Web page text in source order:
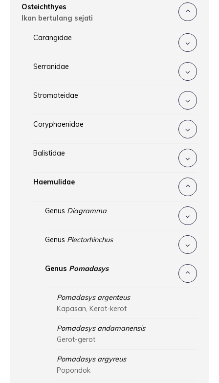
Osteichthyes
Ikan bertulang sejati
Carangidae
Serranidae
Stromateidae
Coryphaenidae
Balistidae
Haemulidae
Genus Diagramma
Genus Plectorhinchus
Genus Pomadasys
Pomadasys argenteus
Kapasan, Kerot-kerot
Pomadasys andamanensis
Gerot-gerot
Pomadasys argyreus
Popondok